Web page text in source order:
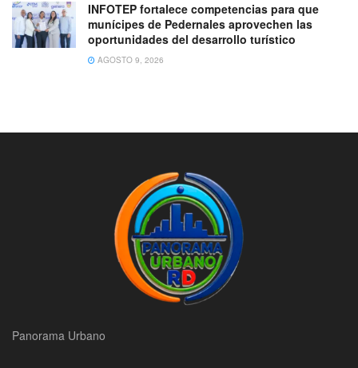
INFOTEP fortalece competencias para que
munícipes de Pedernales aprovechen las
oportunidades del desarrollo turístico
AGOSTO 9, 2026
Panorama Urbano